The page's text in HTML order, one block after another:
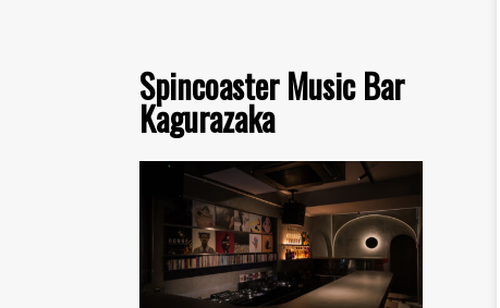
Spincoaster Music Bar
Kagurazaka